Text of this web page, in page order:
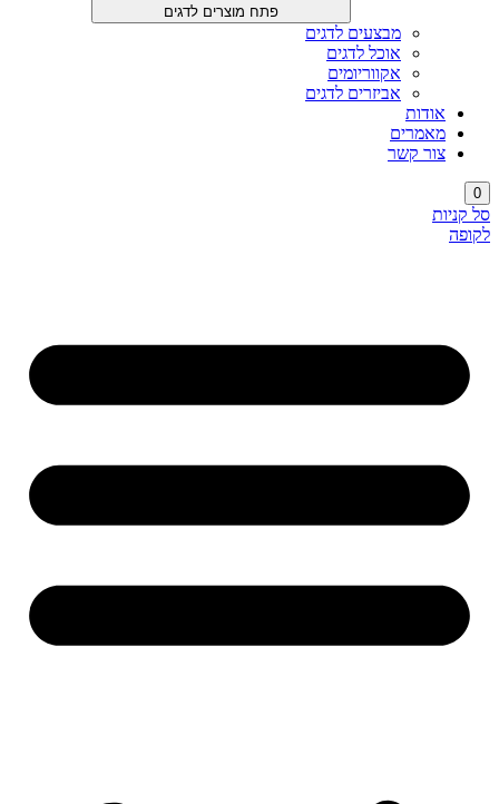
פתח מוצרים לדגים
מבצעים לדגים
אוכל לדגים
אקווריומים
אביזרים לדגים
אודות
מאמרים
צור קשר
0
סל קניות
לקופה